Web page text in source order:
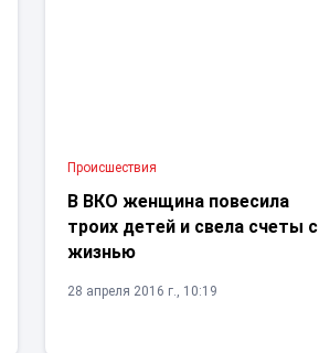
Проиcшествия
В ВКО женщина повесила
троих детей и свела счеты с
жизнью
28 апреля 2016 г., 10:19